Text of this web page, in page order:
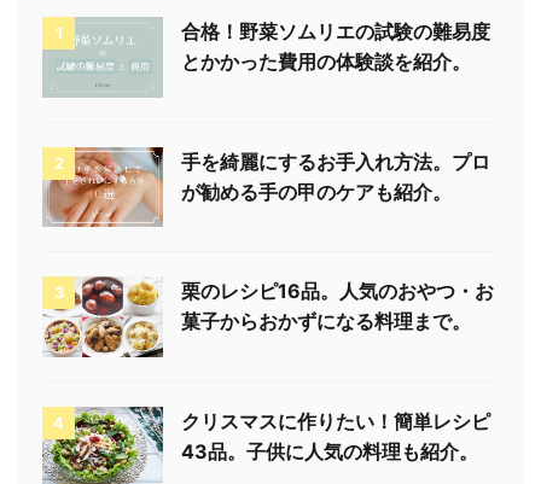
1
合格！野菜ソムリエの試験の難易度
とかかった費用の体験談を紹介。
2
手を綺麗にするお手入れ方法。プロ
が勧める手の甲のケアも紹介。
3
栗のレシピ16品。人気のおやつ・お
菓子からおかずになる料理まで。
4
クリスマスに作りたい！簡単レシピ
43品。子供に人気の料理も紹介。